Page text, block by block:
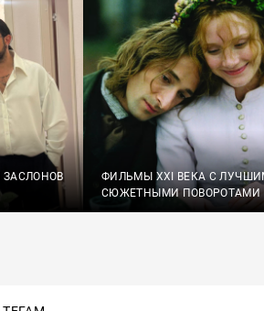
ФИЛЬМЫ XXI ВЕКА С
СЮЖЕТНЫМИ ПОВОРОТАМИ